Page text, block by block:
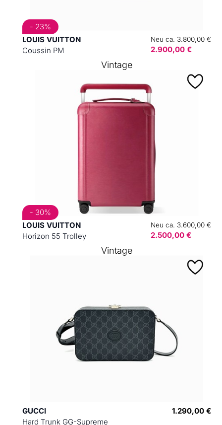
LOUIS VUITTON
Coussin PM
Neu ca. 3.800,00 €
2.900,00 €
- 23%
LOUIS VUITTON
Horizon 55 Trolley
Neu ca. 3.600,00 €
2.500,00 €
- 30%
Vintage
GUCCI
Hard Trunk GG-Supreme
1.290,00 €
Vintage